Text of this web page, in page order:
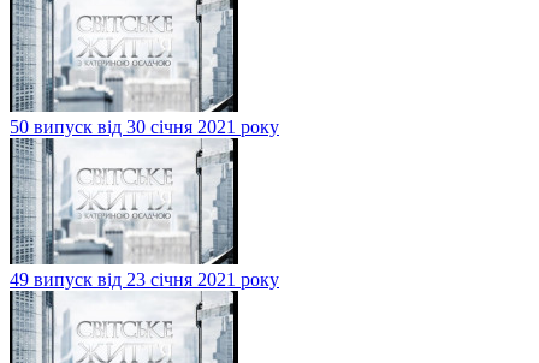
50 випуск від 30 січня 2021 року
49 випуск від 23 січня 2021 року